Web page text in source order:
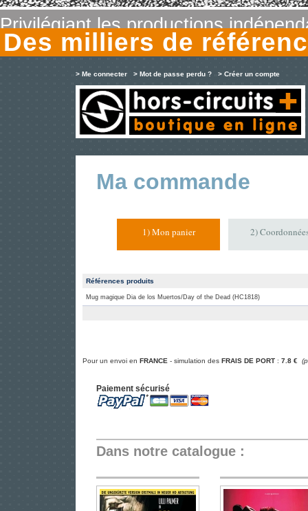
Privilégiant les productions
Des milliers de
> Me connecter > Mot de passe perdu ? > Créer un compte
Ma commande
1) Mon panier 2)
Références produits
Mug magique Dia de los Muertos/Day of the Dead (HC1818)
Pour un envoi en FRANCE - simulation des FRAIS DE PORT : 7.8 €
Paiement sécurisé
Dans notre catalogue :